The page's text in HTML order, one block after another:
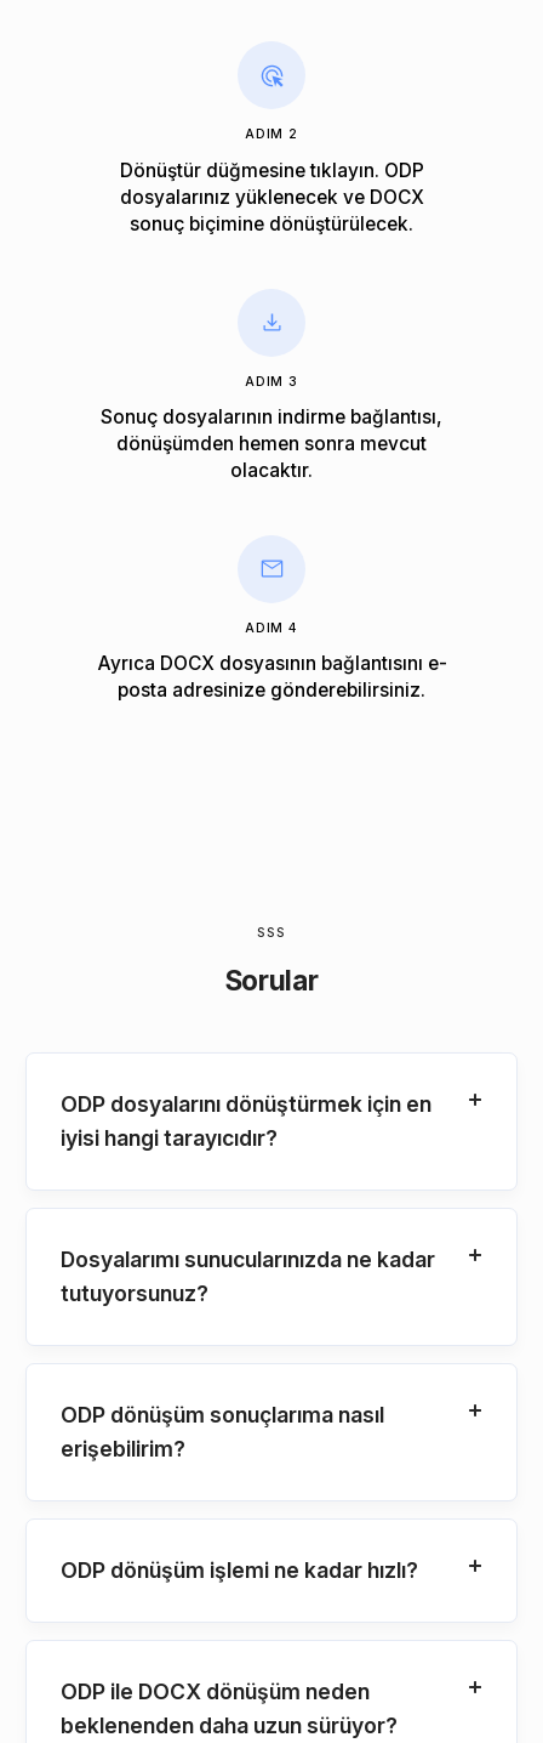
ADIM 2
Dönüştür düğmesine tıklayın. ODP
dosyalarınız yüklenecek ve DOCX
sonuç biçimine dönüştürülecek.
ADIM 3
Sonuç dosyalarının indirme bağlantısı,
dönüşümden hemen sonra mevcut
olacaktır.
ADIM 4
Ayrıca DOCX dosyasının bağlantısını e-
posta adresinize gönderebilirsiniz.
SSS
Sorular
ODP dosyalarını dönüştürmek için en
iyisi hangi tarayıcıdır?
Dosyalarımı sunucularınızda ne kadar
tutuyorsunuz?
ODP dönüşüm sonuçlarıma nasıl
erişebilirim?
ODP dönüşüm işlemi ne kadar hızlı?
ODP ile DOCX dönüşüm neden
beklenenden daha uzun sürüyor?